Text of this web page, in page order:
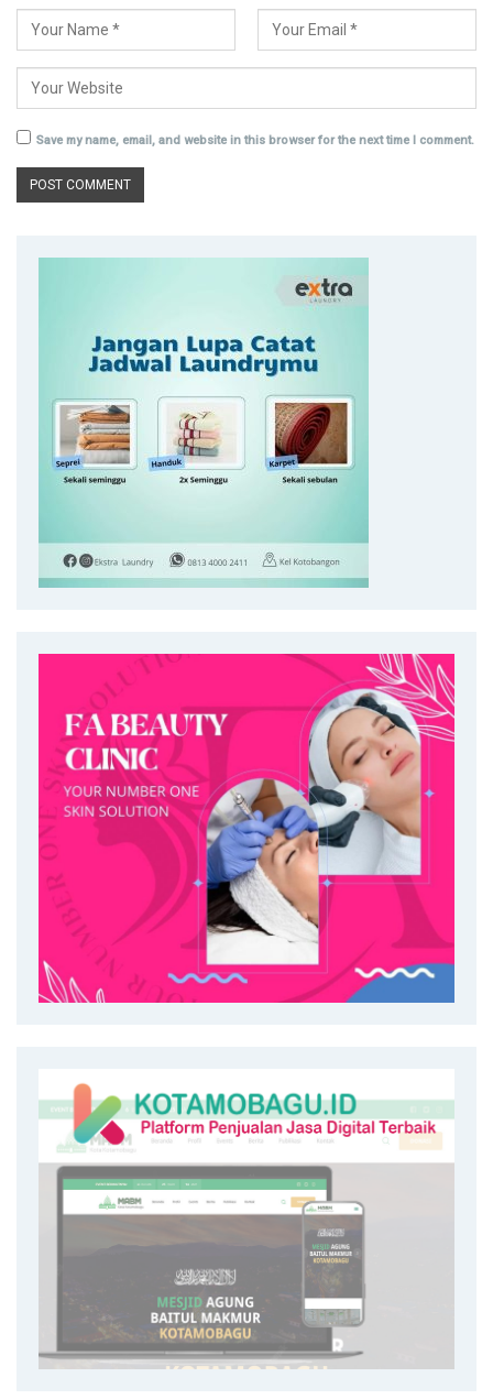
Save my name, email, and website in this browser for the next time I comment.